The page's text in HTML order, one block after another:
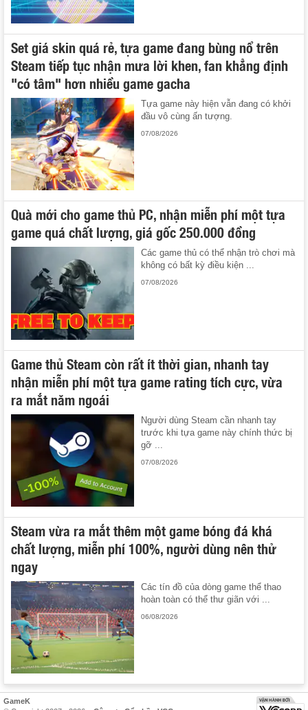
Set giá skin quá rẻ, tựa game đang bùng nổ trên
Steam tiếp tục nhận mưa lời khen, fan khẳng định
"có tâm" hơn nhiều game gacha
Tựa game này hiện vẫn đang có khởi
đầu vô cùng ấn tượng.
07/08/2026
Quà mới cho game thủ PC, nhận miễn phí một tựa
game quá chất lượng, giá gốc 250.000 đồng
Các game thủ có thể nhận trò chơi mà
không có bất kỳ điều kiện ...
07/08/2026
Game thủ Steam còn rất ít thời gian, nhanh tay
nhận miễn phí một tựa game rating tích cực, vừa
ra mắt năm ngoái
Người dùng Steam cần nhanh tay
trước khi tựa game này chính thức bị
gỡ ...
07/08/2026
Steam vừa ra mắt thêm một game bóng đá khá
chất lượng, miễn phí 100%, người dùng nên thử
ngay
Các tín đồ của dòng game thể thao
hoàn toàn có thể thư giãn với ...
06/08/2026
GameK